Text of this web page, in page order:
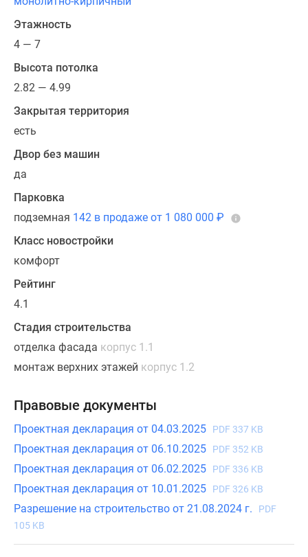
Этажность
4 — 7
Высота потолка
2.82 — 4.99
Закрытая территория
есть
Двор без машин
да
Парковка
подземная 142 в продаже от 1 080 000 ₽
Класс новостройки
комфорт
Рейтинг
4.1
Стадия строительства
отделка фасада корпус 1.1
монтаж верхних этажей корпус 1.2
Правовые документы
Проектная декларация от 04.03.2025 PDF 337 KB
Проектная декларация от 06.10.2025 PDF 352 KB
Проектная декларация от 06.02.2025 PDF 336 KB
Проектная декларация от 10.01.2025 PDF 326 KB
Разрешение на строительство от 21.08.2024 г.
PDF
105 KB